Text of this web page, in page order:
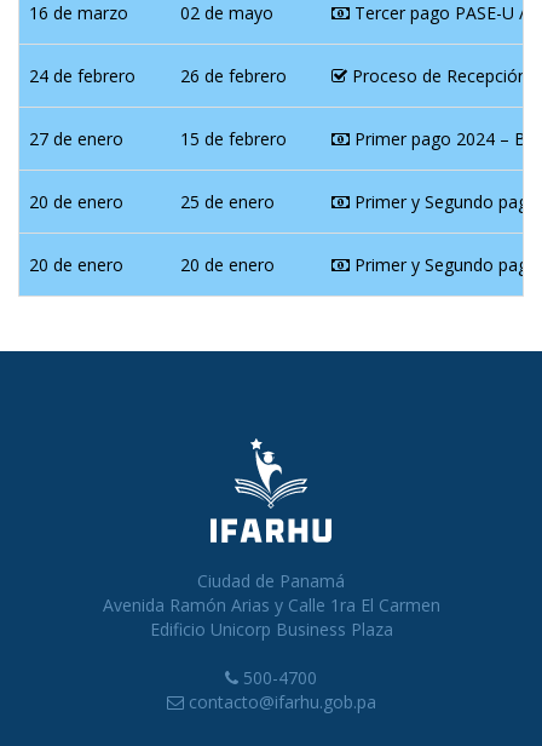
16 de marzo 02 de mayo Tercer pago PASE-U /
24 de febrero 26 de febrero Proceso de Recepción
27 de enero 15 de febrero Primer pago 2024 –
20 de enero 25 de enero Primer y Segundo
20 de enero 20 de enero Primer y Segundo pago
Ciudad de Panamá
Avenida Ramón Arias y Calle 1ra El Carmen
Edificio Unicorp Business Plaza
500-4700
contacto@ifarhu.gob.pa